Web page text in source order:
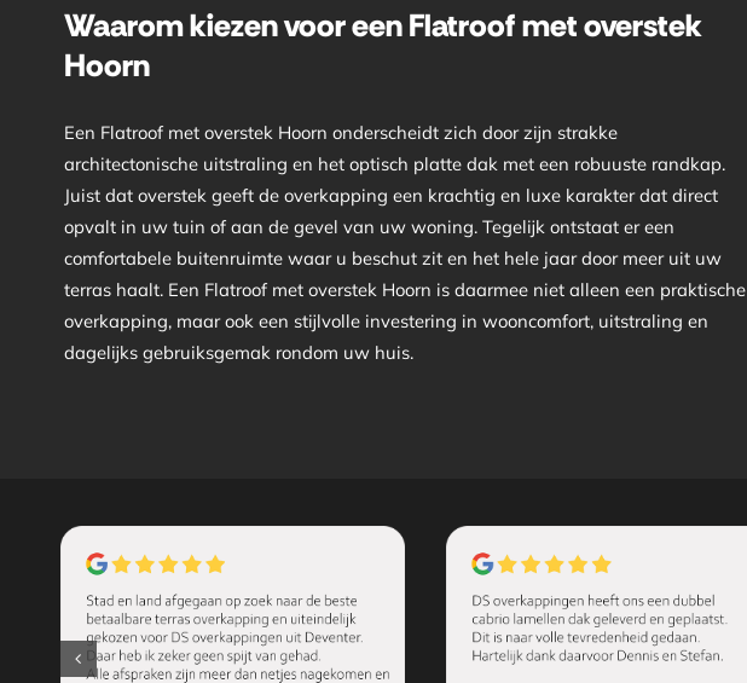
Waarom kiezen voor een Flatroof met overstek
Hoorn
Een Flatroof met overstek Hoorn onderscheidt zich door zijn strakke
architectonische uitstraling en het optisch platte dak met een robuuste randkap.
Juist dat overstek geeft de overkapping een krachtig en luxe karakter dat direct
opvalt in uw tuin of aan de gevel van uw woning. Tegelijk ontstaat er een
comfortabele buitenruimte waar u beschut zit en het hele jaar door meer uit uw
terras haalt. Een Flatroof met overstek Hoorn is daarmee niet alleen een praktische
overkapping, maar ook een stijlvolle investering in wooncomfort, uitstraling en
dagelijks gebruiksgemak rondom uw huis.